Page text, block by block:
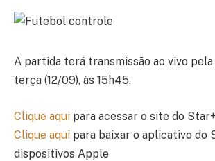
A partida terá transmissão ao vivo
terça (12/09), às 15h45.
Clique aqui para acessar o site do Star+
Clique aqui para baixar o aplicativo do
dispositivos Apple